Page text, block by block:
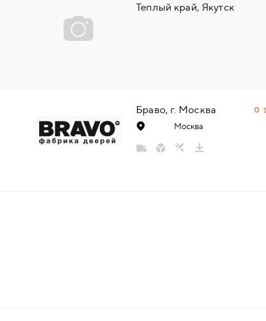
НАСТЕННЫЕ
БРОНЕНАКЛАДКИ
Теплый край, Якутск
Браво, г. Москва 0
Москва